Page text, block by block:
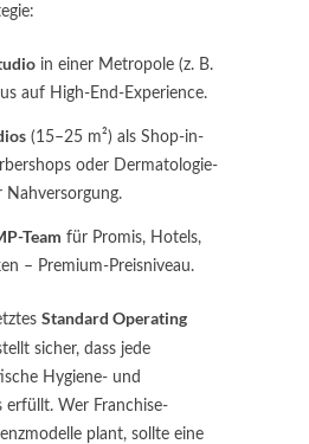
in einer Metropole (z. B.
auf High-End-Experience.
(15–25 m²) als Shop-in-
oder Dermatologie-
Nahversorgung.
Team für Promis, Hotels,
– Premium-Preisniveau.
Standard Operating
sicher, dass jede
Hygiene- und
erfüllt. Wer Franchise-
plant, sollte eine